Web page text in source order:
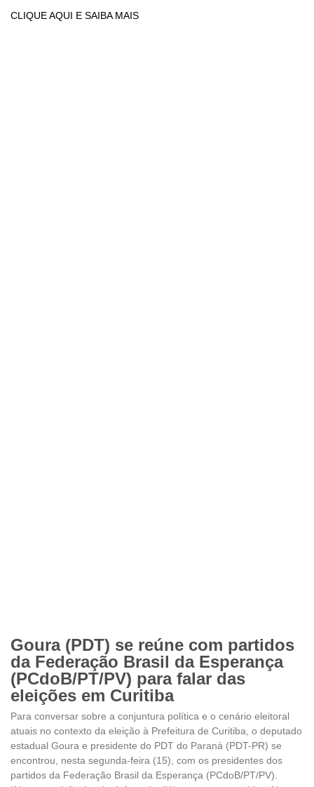
CLIQUE AQUI E SAIBA MAIS
Goura (PDT) se reúne com partidos
da Federação Brasil da Esperança
(PCdoB/PT/PV) para falar das
eleições em Curitiba
Para conversar sobre a conjuntura política e o cenário eleitoral
atuais no contexto da eleição à Prefeitura de Curitiba, o deputado
estadual Goura e presidente do PDT do Paraná (PDT-PR) se
encontrou, nesta segunda-feira (15), com os presidentes dos
partidos da Federação Brasil da Esperança (PCdoB/PT/PV).